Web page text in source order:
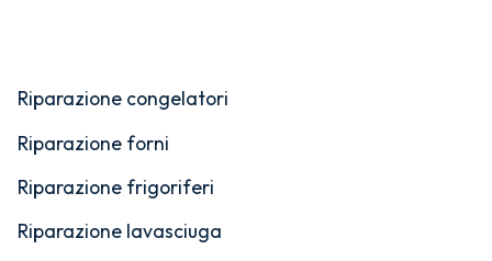
Riparazione congelatori
Riparazione forni
Riparazione frigoriferi
Riparazione lavasciuga